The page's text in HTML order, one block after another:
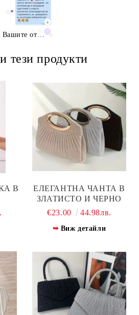
тези продукти
В
ЕЛЕГАНТНА ЧАНТА В
ЗЛАТИСТО И ЧЕРНО
€23.00
44.98лв.
Виж детайли